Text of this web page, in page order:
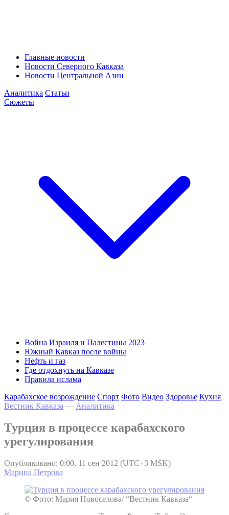
Главные новости
Новости Северного Кавказа
Новости Центральной Азии
Аналитика Статьи
Сюжеты
Война Израиля и Палестины 2023
Южный Кавказ после войны
Нефть и газ
Где отдохнуть на Кавказе
Правила ислама
Карабахское возрождение Спорт Фото Видео Здоровье Кухня
Вестник Кавказа — Аналитика
Турция в процессе карабахского
урегулирования
Опубликовано: 0:00, 11 сен 2012 (UTC+3 MSK)
Марина Петрова
© Фото: Мария Новоселова/ “Вестник Кавказа“